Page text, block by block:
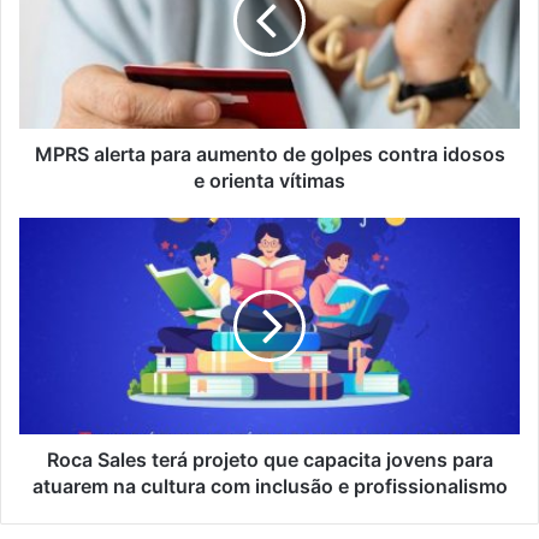
e
orienta
MPRS alerta para aumento de golpes contra idosos
e orienta vítimas
atuarem
cultura
Roca Sales terá projeto que capacita jovens para
atuarem na cultura com inclusão e profissionalismo